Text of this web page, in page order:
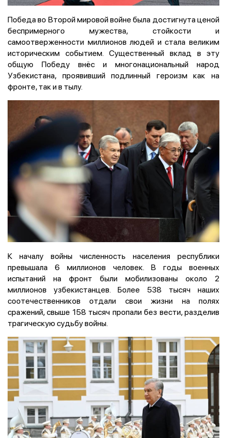
Победа во Второй мировой войне была достигнута ценой
беспримерного мужества, стойкости и
самоотверженности миллионов людей и стала великим
историческим событием. Существенный вклад в эту
общую Победу внёс и многонациональный народ
Узбекистана, проявивший подлинный героизм как на
фронте, так и в тылу.
К началу войны численность населения республики
превышала 6 миллионов человек. В годы военных
испытаний на фронт были мобилизованы около 2
миллионов узбекистанцев. Более 538 тысяч наших
соотечественников отдали свои жизни на полях
сражений, свыше 158 тысяч пропали без вести, разделив
трагическую судьбу войны.